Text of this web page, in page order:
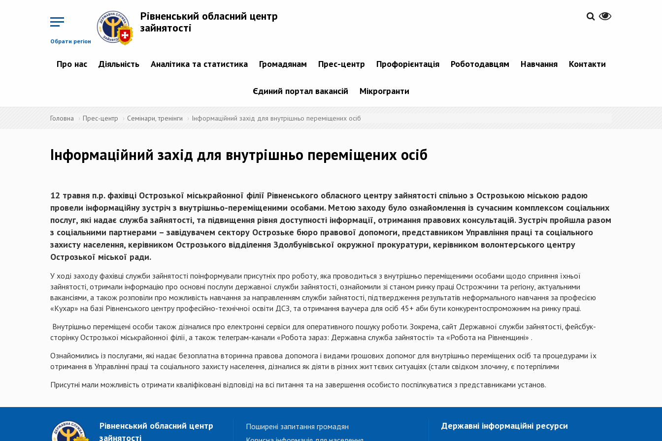
Обрати регіон
Рівненський обласний центр
зайнятості
Про нас Діяльність Аналітика та статистика Громадянам Прес-центр Профорієнтація Роботодавцям Навчання Контакти
Єдиний портал вакансій Мікрогранти
Головна Прес-центр Семінари, тренінги Інформаційний захід для внутрішньо переміщених осіб
Інформаційний захід для внутрішньо переміщених осіб
12 травня п.р. фахівці Острозької міськрайонної філії Рівненського обласного центру зайнятості спільно з Острозькою міською радою
провели інформаційну зустріч з внутрішньо-переміщеними особами. Метою заходу було ознайомлення із сучасним комплексом соціальних
послуг, які надає служба зайнятості, та підвищення рівня доступності інформації, отримання правових консультацій. Зустріч пройшла разом
з соціальними партнерами – завідувачем сектору Острозьке бюро правової допомоги, представником Управління праці та соціального
захисту населення, керівником Острозького відділення Здолбунівської окружної прокуратури, керівником волонтерського центру
Острозької міської ради.
У ході заходу фахівці служби зайнятості поінформували присутніх про роботу, яка проводиться з внутрішньо переміщеними особами щодо сприяння їхньої
зайнятості, отримали інформацію про основні послуги державної служби зайнятості, ознайомили зі станом ринку праці Острожчини та регіону, актуальними
вакансіями, а також розповіли про можливість навчання за направленням служби зайнятості, підтвердження результатів неформального навчання за професією
«Кухар» на базі Рівненського центру професійно-технічної освіти ДСЗ, та отримання ваучера для осіб 45+ аби бути конкурентоспроможним на ринку праці.
Внутрішньо переміщені особи також дізналися про електронні сервіси для оперативного пошуку роботи. Зокрема, сайт Державної служби зайнятості, фейсбук-
сторінку Острозької міськрайонної філії, а також телеграм-канали «Робота зараз: Державна служба зайнятості» та «Робота на Рівненщині» .
Ознайомились із послугами, які надає безоплатна вторинна правова допомога і видами грошових допомог для внутрішньо переміщених осіб та процедурами їх
отримання в Управлінні праці та соціального захисту населення, дізналися як діяти в різних життєвих ситуаціях (стали свідком злочину, є потерпілими
Присутні мали можливість отримати кваліфіковані відповіді на всі питання та на завершення особисто поспілкуватися з представниками установ.
Рівненський обласний центр
зайнятості
Поширені запитання громадян
Державні інформаційні ресурси